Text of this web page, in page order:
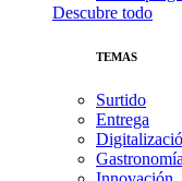
Descubre todo
TEMAS
Surtido
Entrega
Gastronomía